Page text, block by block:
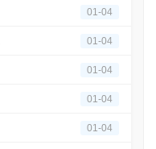
01-04
01-04
01-04
01-04
01-04